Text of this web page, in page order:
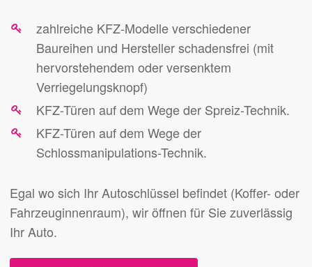
zahlreiche KFZ-Modelle verschiedener
Baureihen und Hersteller schadensfrei (mit
hervorstehendem oder versenktem
Verriegelungsknopf)
KFZ-Türen auf dem Wege der Spreiz-Technik.
KFZ-Türen auf dem Wege der
Schlossmanipulations-Technik.
Egal wo sich Ihr Autoschlüssel befindet (Koffer- oder
Fahrzeuginnenraum), wir öffnen für Sie zuverlässig
Ihr Auto.